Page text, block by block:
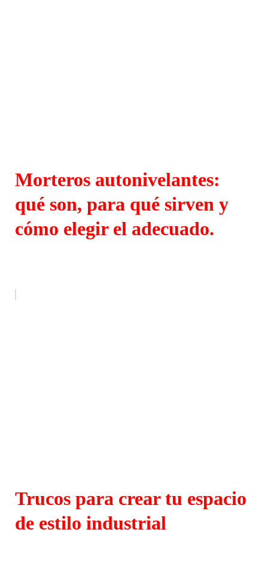
Morteros autonivelantes:
qué son, para qué sirven y
cómo elegir el adecuado.
Trucos para crear tu espacio
de estilo industrial